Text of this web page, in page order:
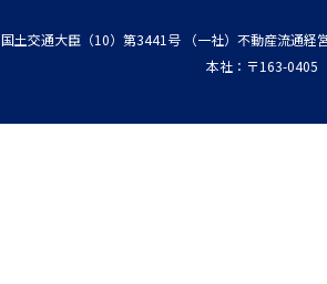
国土交通大臣（10）第3441号
（一社）不動産流通経
本社：〒163-